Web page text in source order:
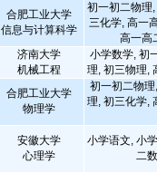
合肥工业大学
信息与计算科学
初一初二物理
三化学, 高一
高一高
济南大学
机械工程
小学数学, 初
理, 初三物理,
合肥工业大学
物理学
初一初二物
理, 初三化学,
安徽大学
心理学
小学语文, 小
二